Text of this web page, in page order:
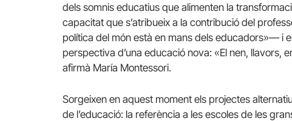
dels somnis educatius que alimenten la
capacitat que s’atribueix a la contribució del
política del món està en mans dels educadors»— i
perspectiva d’una educació nova: «El nen, llavors,
afirmà María Montessori.
Sorgeixen en aquest moment els projectes
de l’educació: la referència a les escoles de les